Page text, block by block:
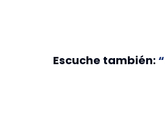
Escuche también: “